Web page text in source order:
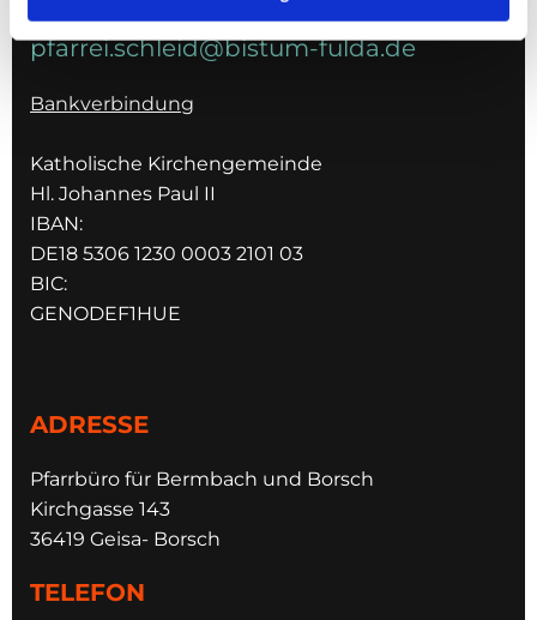
pfarrei.schleid@bistum-fulda.de
Bankverbindung
Katholische Kirchengemeinde
Hl. Johannes Paul II
IBAN:
DE18 5306 1230 0003 2101 03
BIC:
GENODEF1HUE
ADRESSE
Pfarrbüro für Bermbach und Borsch
Kirchgasse 143
36419 Geisa- Borsch
TELEFON